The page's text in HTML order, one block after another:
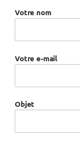
Votre nom
Votre e-mail
Objet